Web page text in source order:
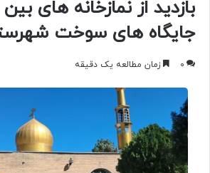
بازدید از نمازخانه های
جایگاه های سوخت
0 زمان مطالعه یک دقیقه